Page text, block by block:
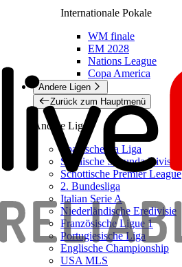
Internationale Pokale
WM finale
EM 2028
Nations League
Copa America
Andere Ligen
Zurück zum Hauptmenü
Andere Ligen
Spanische La Liga
Spanische Segunda Division
Schottische Premier League
2. Bundesliga
Italian Serie A
Niederländische Eredivisie
Französische Ligue 1
Portugiesische Liga
Englische Championship
USA MLS